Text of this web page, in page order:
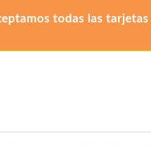
todas las